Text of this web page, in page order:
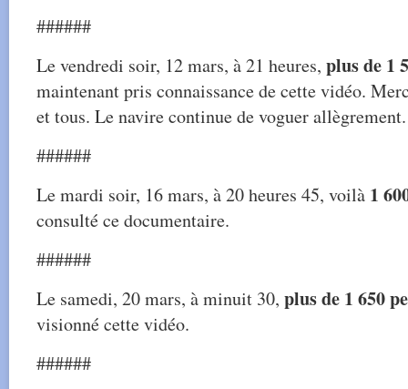
######
Le vendredi soir, 12 mars, à 21 heures, plus de 1
maintenant pris connaissance de cette vidéo.
et tous. Le navire continue de voguer allègrement.
######
Le mardi soir, 16 mars, à 20 heures 45, voilà 1
consulté ce documentaire.
######
Le samedi, 20 mars, à minuit 30, plus de 1 650
visionné cette vidéo.
######